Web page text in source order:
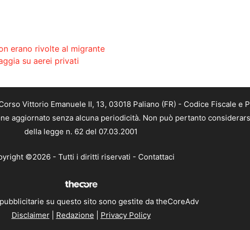
erano rivolte al migrante
su aerei privati
Vittorio Emanuele II, 13, 03018 Paliano (FR) - Codice Fiscale e
aggiornato senza alcuna periodicità. Non può pertanto
della legge n. 62 del 07.03.2001
©2026 - Tutti i diritti riservati - Contattaci
su questo sito sono gestite da theCoreAdv
Disclaimer| Redazione Privacy Policy